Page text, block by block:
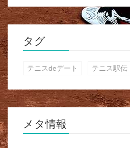
タグ
テニスdeデート テニス駅伝
メタ情報